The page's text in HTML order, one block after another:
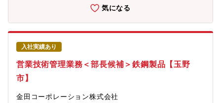
ント設備の再現と設備のメンテナンス提案をスタートさせまし
た。この取り組みを中期計画では更に拡大し、国内工場の付加価
値生産に繋げていきたいと考えております。【魅力】■岡山県下で
も少ない国土交通大臣Mグレード認証工場…作り手による品質差を
出さない教育体制から入念な品質チェック、ミーティングによる
課題共有と、培ってきた高度技術のさらなる向上に向けて取り組
んでいます。■自社特許鋼材を使用「スーパーシャークC」…従来
鋼材に比べ支持力は約1.5倍。穴あけ不要且つミリ単位で取り付け
調整も可能で、品質以外でも作業生産性の向上やコスト削減に繋
運送部門を保有しており、本社工場は港湾地区に隣接していま
気になる
入社実績あり
営業技術管理業務＜部長候補＞鉄鋼製品【玉野
市】
金田コーポレーション株式会社